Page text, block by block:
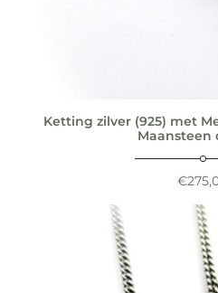
Ketting zilver (925) met
Maansteen
€